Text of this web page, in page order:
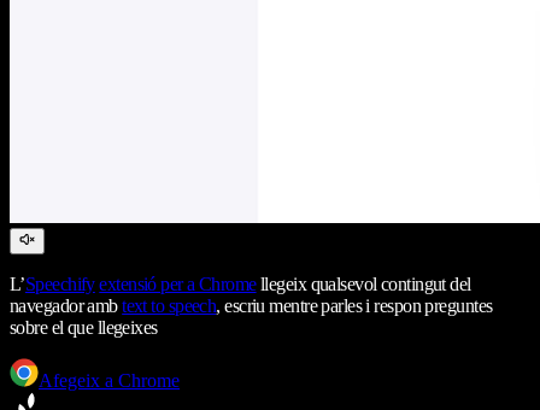
L’Speechify extensió per a Chromellegeix qualsevol contingut del
navegador ambtext to speech, escriu mentre parles i respon preguntes
sobre el que llegeixes
Afegeix a Chrome